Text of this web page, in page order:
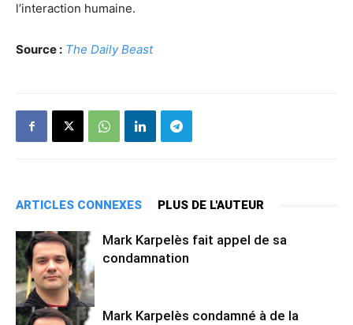
l’interaction humaine.
Source : The Daily Beast
ARTICLES CONNEXES PLUS DE L'AUTEUR
Mark Karpelès fait appel de sa
condamnation
Mark Karpelès condamné à de la